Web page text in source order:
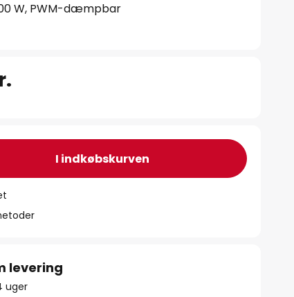
W, PWM-dæmpbar
I indkøbskurven
levering
uger